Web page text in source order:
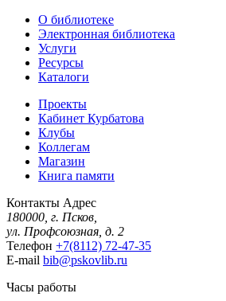
О библиотеке
Электронная библиотека
Услуги
Ресурсы
Каталоги
Проекты
Кабинет Курбатова
Клубы
Коллегам
Магазин
Книга памяти
Контакты Адрес
180000, г. Псков,
ул. Профсоюзная, д. 2
Телефон +7(8112) 72-47-35
E-mail bib@pskovlib.ru
Часы работы